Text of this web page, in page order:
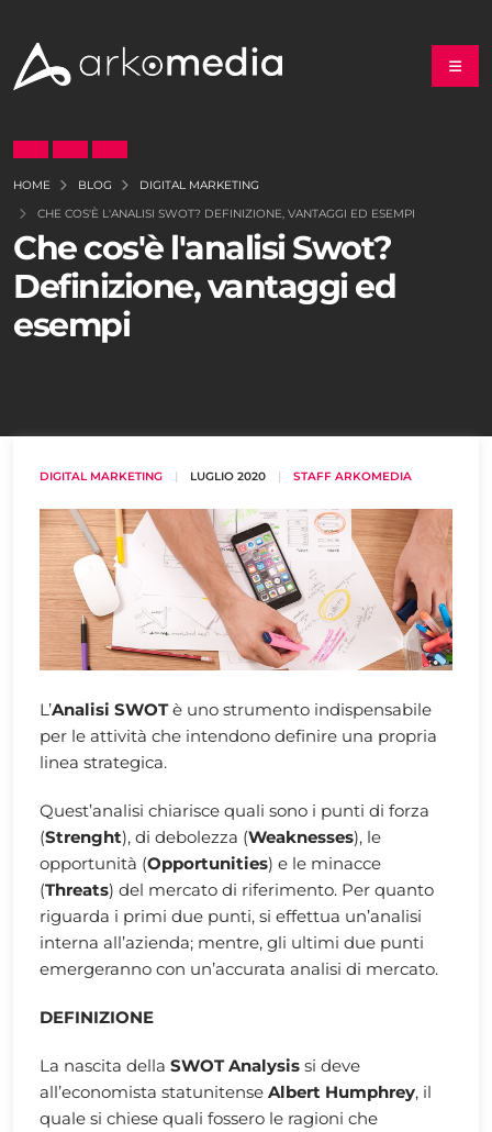
HOME BLOG
DIGITAL MARKETING
CHE COS'È L'ANALISI SWOT? DEFINIZIONE, VANTAGGI ED ESEMPI
Che cos'è l'analisi Swot?
Definizione, vantaggi ed
esempi
DIGITAL MARKETING | LUGLIO 2020 | STAFF ARKOMEDIA
L’Analisi SWOTè uno strumento indispensabile
per le attività che intendono definire una propria
linea strategica.
Quest’analisi chiarisce quali sono i punti di forza
(Strenght), di debolezza (Weaknesses), le
opportunità (Opportunities) e le minacce
(Threats) del mercato di riferimento. Per quanto
riguarda i primi due punti, si effettua un’analisi
interna all’azienda; mentre, gli ultimi due punti
emergeranno con un’accurata analisi di mercato.
DEFINIZIONE
La nascita della SWOT Analysis si deve
all’economista statunitense Albert Humphrey, il
quale si chiese quali fossero le ragioni che